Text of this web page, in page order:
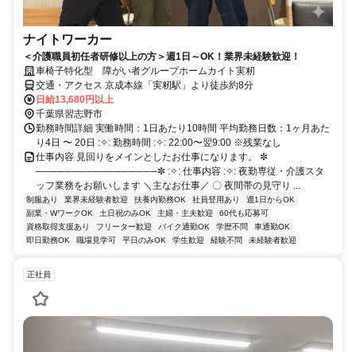
ナイトワーカー
＜介護職員初任者研修以上の方＞週1日～OK！業界未経験歓迎！
車椅子特化型 障がい者グループホームカイト実籾
交通・アクセス 京成本線「実籾駅」より徒歩約8分
日給13,680円以上
千葉県習志野市
勤務時間詳細 実働時間：1日あたり10時間 平均勤務日数：1ヶ月あた
り4日 〜 20日 :✧: 勤務時間 :✧: 22:00〜翌9:00 ※残業なし
仕事内容 見回りをメインとしたお仕事になります。 ✼
─────────────────✼ :✧: 仕事内容 :✧: 夜勤専従・介護スタ
ッフ業務をお願いします ＼主なお仕事／ 〇 夜間帯の見守り ...
制服あり 業界未経験者歓迎 扶養内勤務OK 社員登用あり
週1日からOK
副業・WワークOK
土日祝のみOK 主婦・主夫歓迎
60代も応募可
資格取得支援あり
フリーター歓迎 バイク通勤OK 学歴不問
車通勤OK
即日勤務OK
職場見学可 平日のみOK 学生歓迎 経験不問 未経験者歓迎
正社員